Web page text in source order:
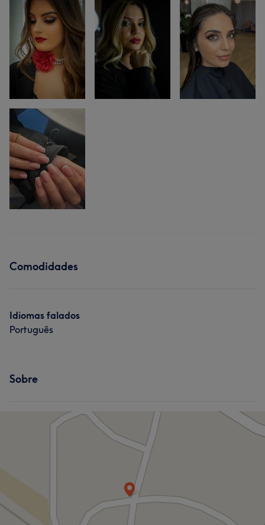
Comodidades
Idiomas falados
Português
Sobre